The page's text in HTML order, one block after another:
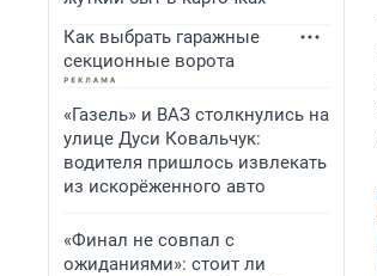
Как выбрать гаражные
секционные ворота
«Газель» и ВАЗ столкнулись на
улице Дуси Ковальчук:
водителя пришлось извлекать
из искорёженного авто
«Финал не совпал с
ожиданиями»: стоит ли